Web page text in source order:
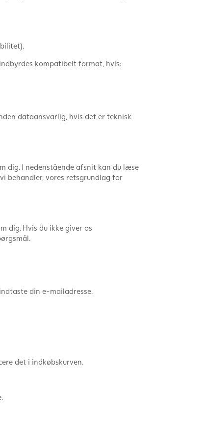
kompatibelt format, hvis:
dataansvarlig, hvis det er teknisk
dig. I nedenstående afsnit kan du læse
behandler, vores retsgrundlag for
dig. Hvis du ikke giver os
din e-mailadresse.
det i indkøbskurven.